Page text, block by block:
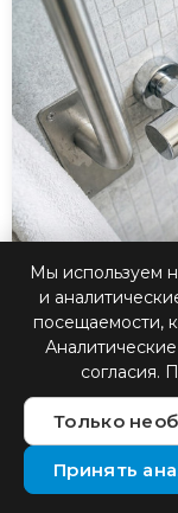
Комфорт в
Мы используем
и
посещаемости,
согласия.
Только
Принять